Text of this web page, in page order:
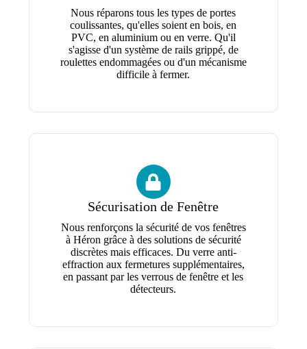
Nous réparons tous les types de portes
coulissantes, qu'elles soient en bois, en
PVC, en aluminium ou en verre. Qu'il
s'agisse d'un système de rails grippé, de
roulettes endommagées ou d'un mécanisme
difficile à fermer.
Sécurisation de Fenêtre
Nous renforçons la sécurité de vos fenêtres
à Héron grâce à des solutions de sécurité
discrètes mais efficaces. Du verre anti-
effraction aux fermetures supplémentaires,
en passant par les verrous de fenêtre et les
détecteurs.